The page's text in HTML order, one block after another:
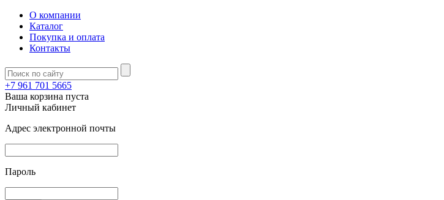
О компании
Каталог
Покупка и оплата
Контакты
+7 961 701 5665
Ваша корзина пуста
Личный кабинет
Адрес электронной почты
Пароль